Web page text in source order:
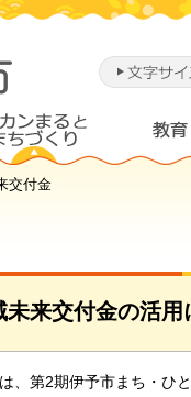
交付金
未来交付金の活用
、第2期伊予市まち・ひ